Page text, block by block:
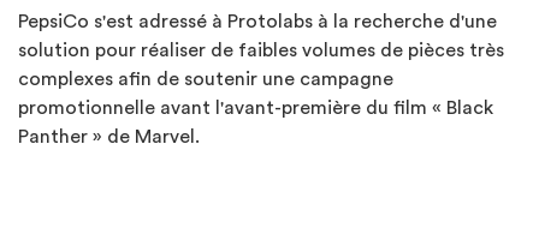
PepsiCo s'est adressé à Protolabs à la recherche d'une
solution pour réaliser de faibles volumes de pièces très
complexes afin de soutenir une campagne
promotionnelle avant l'avant-première du film « Black
Panther » de Marvel.